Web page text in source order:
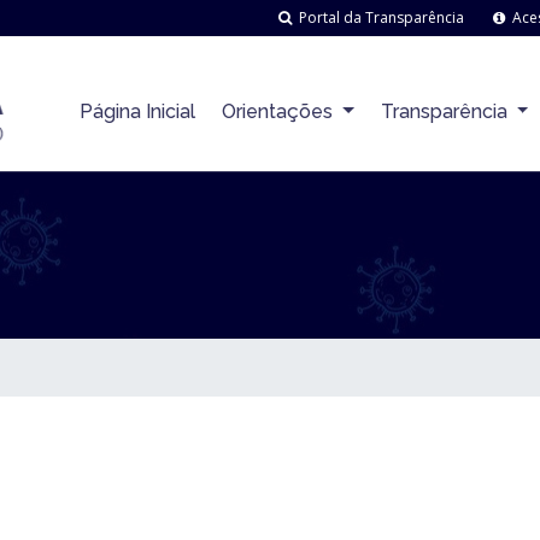
Portal da Transparência
Página Inicial Orientações Transparência